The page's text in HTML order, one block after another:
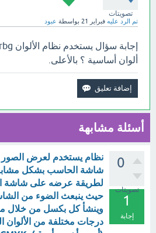
تصويتات
تم الرد عليه فبراير 21 بواسطة عبود
ألوان أساسية ؟ بالأعلى.
أسئلة مشابهة
0
تصويتات
1
إجابة
نظام يستخدم لعرض
شاشة الحاسب بشكل
لطريقة عرضه على شاشة
حيث ينبعث الضوء من
وينشأ كل بكسل من خلال
درجات مختلفة من الألوان